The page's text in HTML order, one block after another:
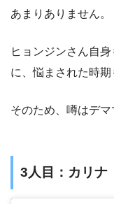
あまりありません。
ヒョンジンさん自
に、悩まされた時期
そのため、噂はデマ
3人目：カリナ